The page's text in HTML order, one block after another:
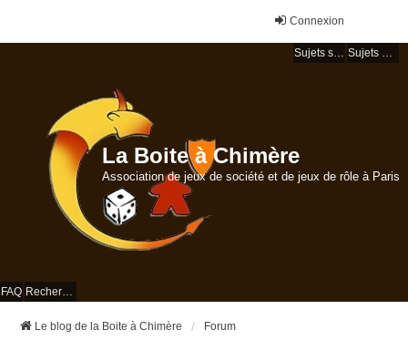
Connexion
Sujets sans réponse Sujets actifs
La Boite à Chimère
Association de jeux de société et de jeux de rôle à Paris
FAQ Rechercher
Le blog de la Boite à Chimère Forum